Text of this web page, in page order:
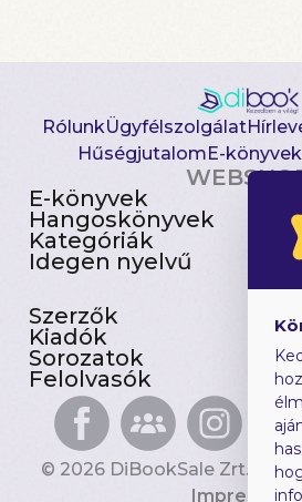
RólunkÜgyfélszolgálat
HűségjutalomE-
E-könyvek
Hangoskönyvek
Kategóriák
Idegen nyelvű
Szerzők
Kiadók
Sorozatok
Felolvasók
© 2026 DiBookSale Zrt.